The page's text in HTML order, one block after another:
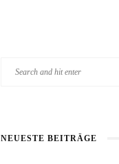
NEUESTE BEITRÄGE